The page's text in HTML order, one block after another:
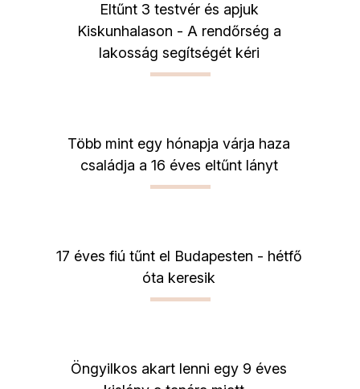
Eltűnt 3 testvér és apjuk
Kiskunhalason - A rendőrség a
lakosság segítségét kéri
Több mint egy hónapja várja haza
családja a 16 éves eltűnt lányt
17 éves fiú tűnt el Budapesten - hétfő
óta keresik
Öngyilkos akart lenni egy 9 éves